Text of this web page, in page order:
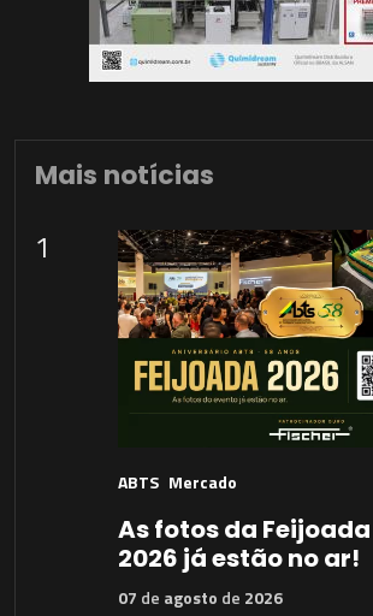
Mais notícias
1
ABTS Mercado
As fotos da Feijoada
2026 já estão no ar!
07 de agosto de 2026